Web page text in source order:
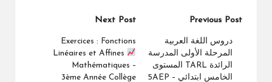
Post
navigation
Previous Post
دروس اللغة العربية
المرحلة الأولى المدرسة
الرائدة TARL المستوى
الخامس ابتدائي 5AEP –
Next Post
Exercices : Fonctions
Linéaires et Affines
Mathématiques –
3ème Année Collège